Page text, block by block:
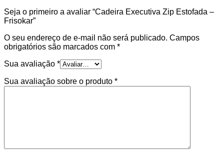
Seja o primeiro a avaliar “Cadeira Executiva Zip Estofada –
Frisokar”
O seu endereço de e-mail não será publicado. Campos
obrigatórios são marcados com *
Sua avaliação *
Sua avaliação sobre o produto *